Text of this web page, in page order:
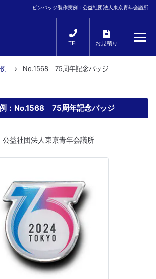
ピンバッジ製作実例：公益社団法人東京青年会議所
TEL お見積り
No.1568 75周年記念バッジ
：No.1568 75周年記念バッジ
公益社団法人東京青年会議所